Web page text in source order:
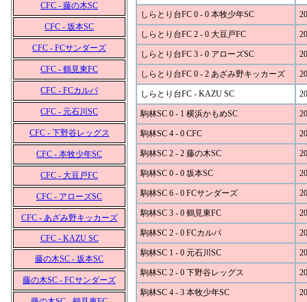
CFC - 藤の木SC
CFC - 坂本SC
CFC - FCサンダーズ
CFC - 鶴見東FC
CFC - FCカルパ
CFC - 元石川SC
CFC - 下野谷レッグス
CFC - 本牧少年SC
CFC - 大豆戸FC
CFC - アローズSC
CFC - あざみ野キッカーズ
CFC - KAZU SC
藤の木SC - 坂本SC
藤の木SC - FCサンダーズ
しらとり台FC 0 - 0 本牧少年SC
しらとり台FC 2 - 0 大豆戸FC
しらとり台FC 3 - 0 アローズSC
しらとり台FC 0 - 2 あざみ野キッカーズ
しらとり台FC - KAZU SC
駒林SC 0 - 1 横浜かもめSC
駒林SC 4 - 0 CFC
駒林SC 2 - 2 藤の木SC
駒林SC 0 - 0 坂本SC
駒林SC 6 - 0 FCサンダーズ
駒林SC 3 - 0 鶴見東FC
駒林SC 2 - 0 FCカルパ
駒林SC 1 - 0 元石川SC
駒林SC 2 - 0 下野谷レッグス
駒林SC 4 - 3 本牧少年SC